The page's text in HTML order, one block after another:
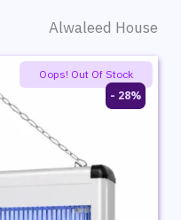
Alwaleed House
28% -
Oops! Out Of Stock